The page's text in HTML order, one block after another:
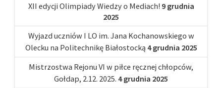
XII edycji Olimpiady Wiedzy o Mediach! 9 grudnia
2025
Wyjazd uczniów I LO im. Jana Kochanowskiego w
Olecku na Politechnikę Białostocką 4 grudnia 2025
Mistrzostwa Rejonu VI w piłce ręcznej chłopców,
Gołdap, 2.12. 2025. 4 grudnia 2025